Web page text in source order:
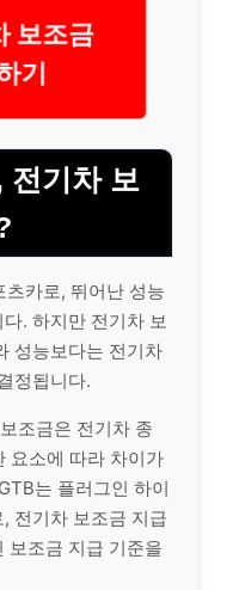
보조금
기
전기차 보
카로, 뛰어난 성능
. 하지만 전기차 보
성능보다는 전기차
정됩니다.
조금은 전기차 종
요소에 따라 차이가
는 플러그인 하이
전기차 보조금 지급
보조금 지급 기준을